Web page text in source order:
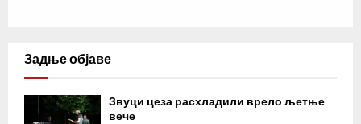
Задње објаве
Звуци цеза расхладили врело љетње
вече